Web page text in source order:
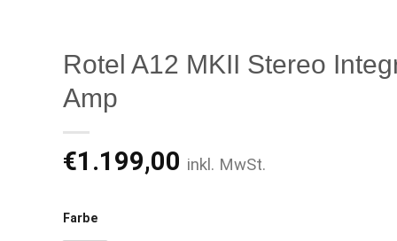
Rotel A12 MKII Stereo
Amp
€1.199,00 inkl. MwSt.
Farbe